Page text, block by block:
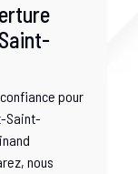
pour
Saint-
nous